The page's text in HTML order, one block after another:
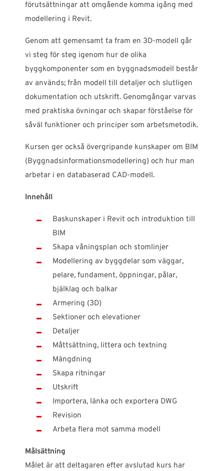
förutsättningar att omgående komma igång med
modellering i Revit.
Genom att gemensamt ta fram en 3D-modell går
vi steg för steg igenom hur de olika
byggkomponenter som en byggnadsmodell består
av används; från modell till detaljer och slutligen
dokumentation och utskrift. Genomgångar varvas
med praktiska övningar och skapar förståelse för
såväl funktioner och principer som arbetsmetodik.
Kursen ger också övergripande kunskaper om BIM
(Byggnadsinformationsmodellering) och hur man
arbetar i en databaserad CAD-modell.
Innehåll
Baskunskaper i Revit och introduktion till
BIM
Skapa våningsplan och stomlinjer
Modellering av byggdelar som väggar,
pelare, fundament, öppningar, pålar,
bjälklag och balkar
Armering (3D)
Sektioner och elevationer
Detaljer
Måttsättning, littera och textning
Mängdning
Skapa ritningar
Utskrift
Importera, länka och exportera DWG
Revision
Arbeta flera mot samma modell
Målsättning
Målet är att deltagaren efter avslutad kurs har